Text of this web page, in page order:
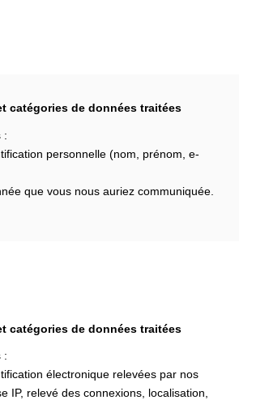
catégories de données traitées
:
personnelle (nom, prénom, e-
que vous nous auriez communiquée.
catégories de données traitées
:
électronique relevées par nos
IP, relevé des connexions, localisation,